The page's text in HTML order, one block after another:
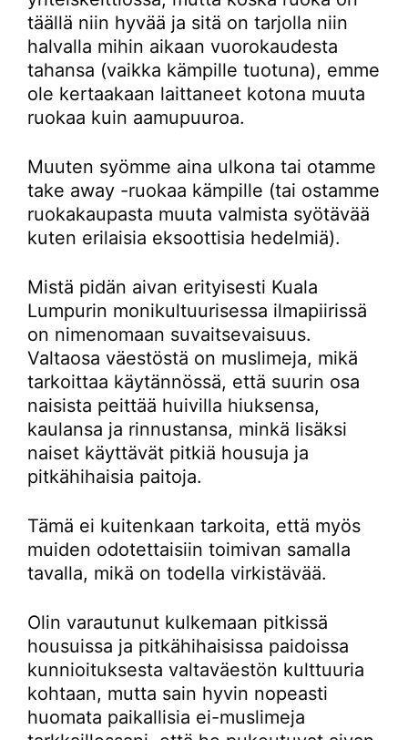
täällä niin hyvää ja sitä on tarjolla niin
halvalla mihin aikaan vuorokaudesta
tahansa (vaikka kämpille tuotuna), emme
ole kertaakaan laittaneet kotona muuta
ruokaa kuin aamupuuroa.
Muuten syömme aina ulkona tai otamme
take away -ruokaa kämpille (tai ostamme
ruokakaupasta muuta valmista syötävää
kuten erilaisia eksoottisia hedelmiä).
Mistä pidän aivan erityisesti Kuala
Lumpurin monikultuurisessa ilmapiirissä
on nimenomaan suvaitsevaisuus.
Valtaosa väestöstä on muslimeja, mikä
tarkoittaa käytännössä, että suurin osa
naisista peittää huivilla hiuksensa,
kaulansa ja rinnustansa, minkä lisäksi
naiset käyttävät pitkiä housuja ja
pitkähihaisia paitoja.
Tämä ei kuitenkaan tarkoita, että myös
muiden odotettaisiin toimivan samalla
tavalla, mikä on todella virkistävää.
Olin varautunut kulkemaan pitkissä
housuissa ja pitkähihaisissa paidoissa
kunnioituksesta valtaväestön kulttuuria
kohtaan, mutta sain hyvin nopeasti
huomata paikallisia ei-muslimeja